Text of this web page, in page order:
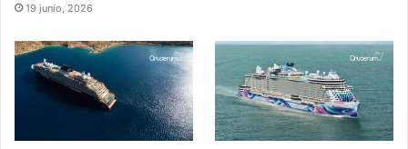
19 junio, 2026